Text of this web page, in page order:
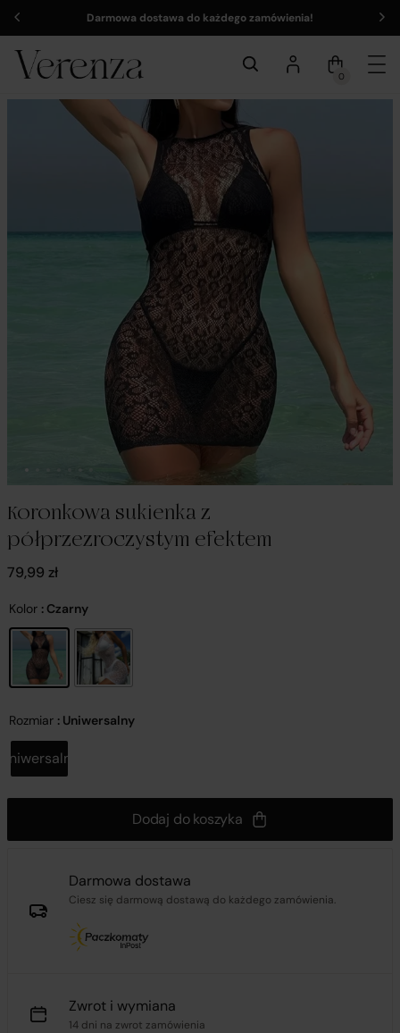
Darmowa dostawa do każdego zamówienia!
0
Koronkowa sukienka z
półprzezroczystym efektem
79,99 zł
Kolor : Czarny
Rozmiar : Uniwersalny
Uniwersalny
Dodaj do koszyka
Darmowa dostawa
Ciesz się darmową dostawą do każdego zamówienia.
Zwrot i wymiana
14 dni na zwrot zamówienia